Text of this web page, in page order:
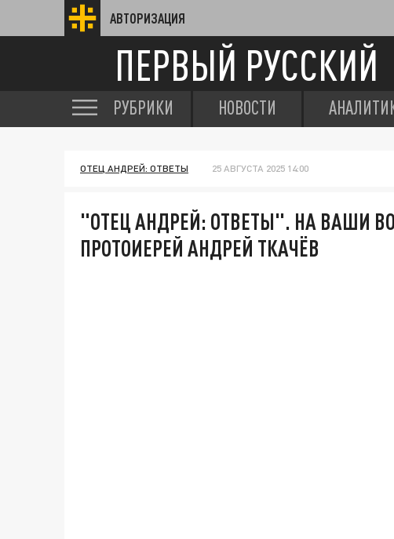
АВТОРИЗАЦИЯ
ПЕРВЫЙ РУССКИЙ
РУБРИКИ НОВОСТИ
ОТЕЦ АНДРЕЙ: ОТВЕТЫ 25 АВГУСТА 2025 14:00
"ОТЕЦ АНДРЕЙ: ОТВЕТЫ". НА ВАШИ
ПРОТОИЕРЕЙ АНДРЕЙ ТКАЧЁВ